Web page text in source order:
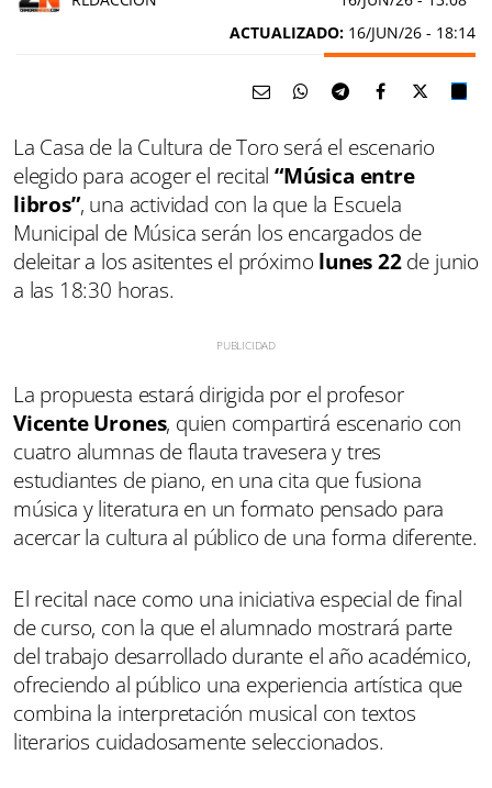
ACTUALIZADO: 16/JUN/26 - 18:14
La Casa de la Cultura de Toro será el escenario
elegido para acoger el recital“Música entre
libros”, una actividad con la que la Escuela
Municipal de Música serán los encargados de
deleitar a los asitentes el próximo lunes 22de junio
a las 18:30 horas.
La propuesta estará dirigida por el profesor
Vicente Urones, quien compartirá escenario con
cuatro alumnas de flauta travesera y tres
estudiantes de piano, en una cita que fusiona
música y literatura en un formato pensado para
acercar la cultura al público de una forma diferente.
El recital nace como una iniciativa especial de final
de curso, con la que el alumnado mostrará parte
del trabajo desarrollado durante el año académico,
ofreciendo al público una experiencia artística que
combina la interpretación musical con textos
literarios cuidadosamente seleccionados.